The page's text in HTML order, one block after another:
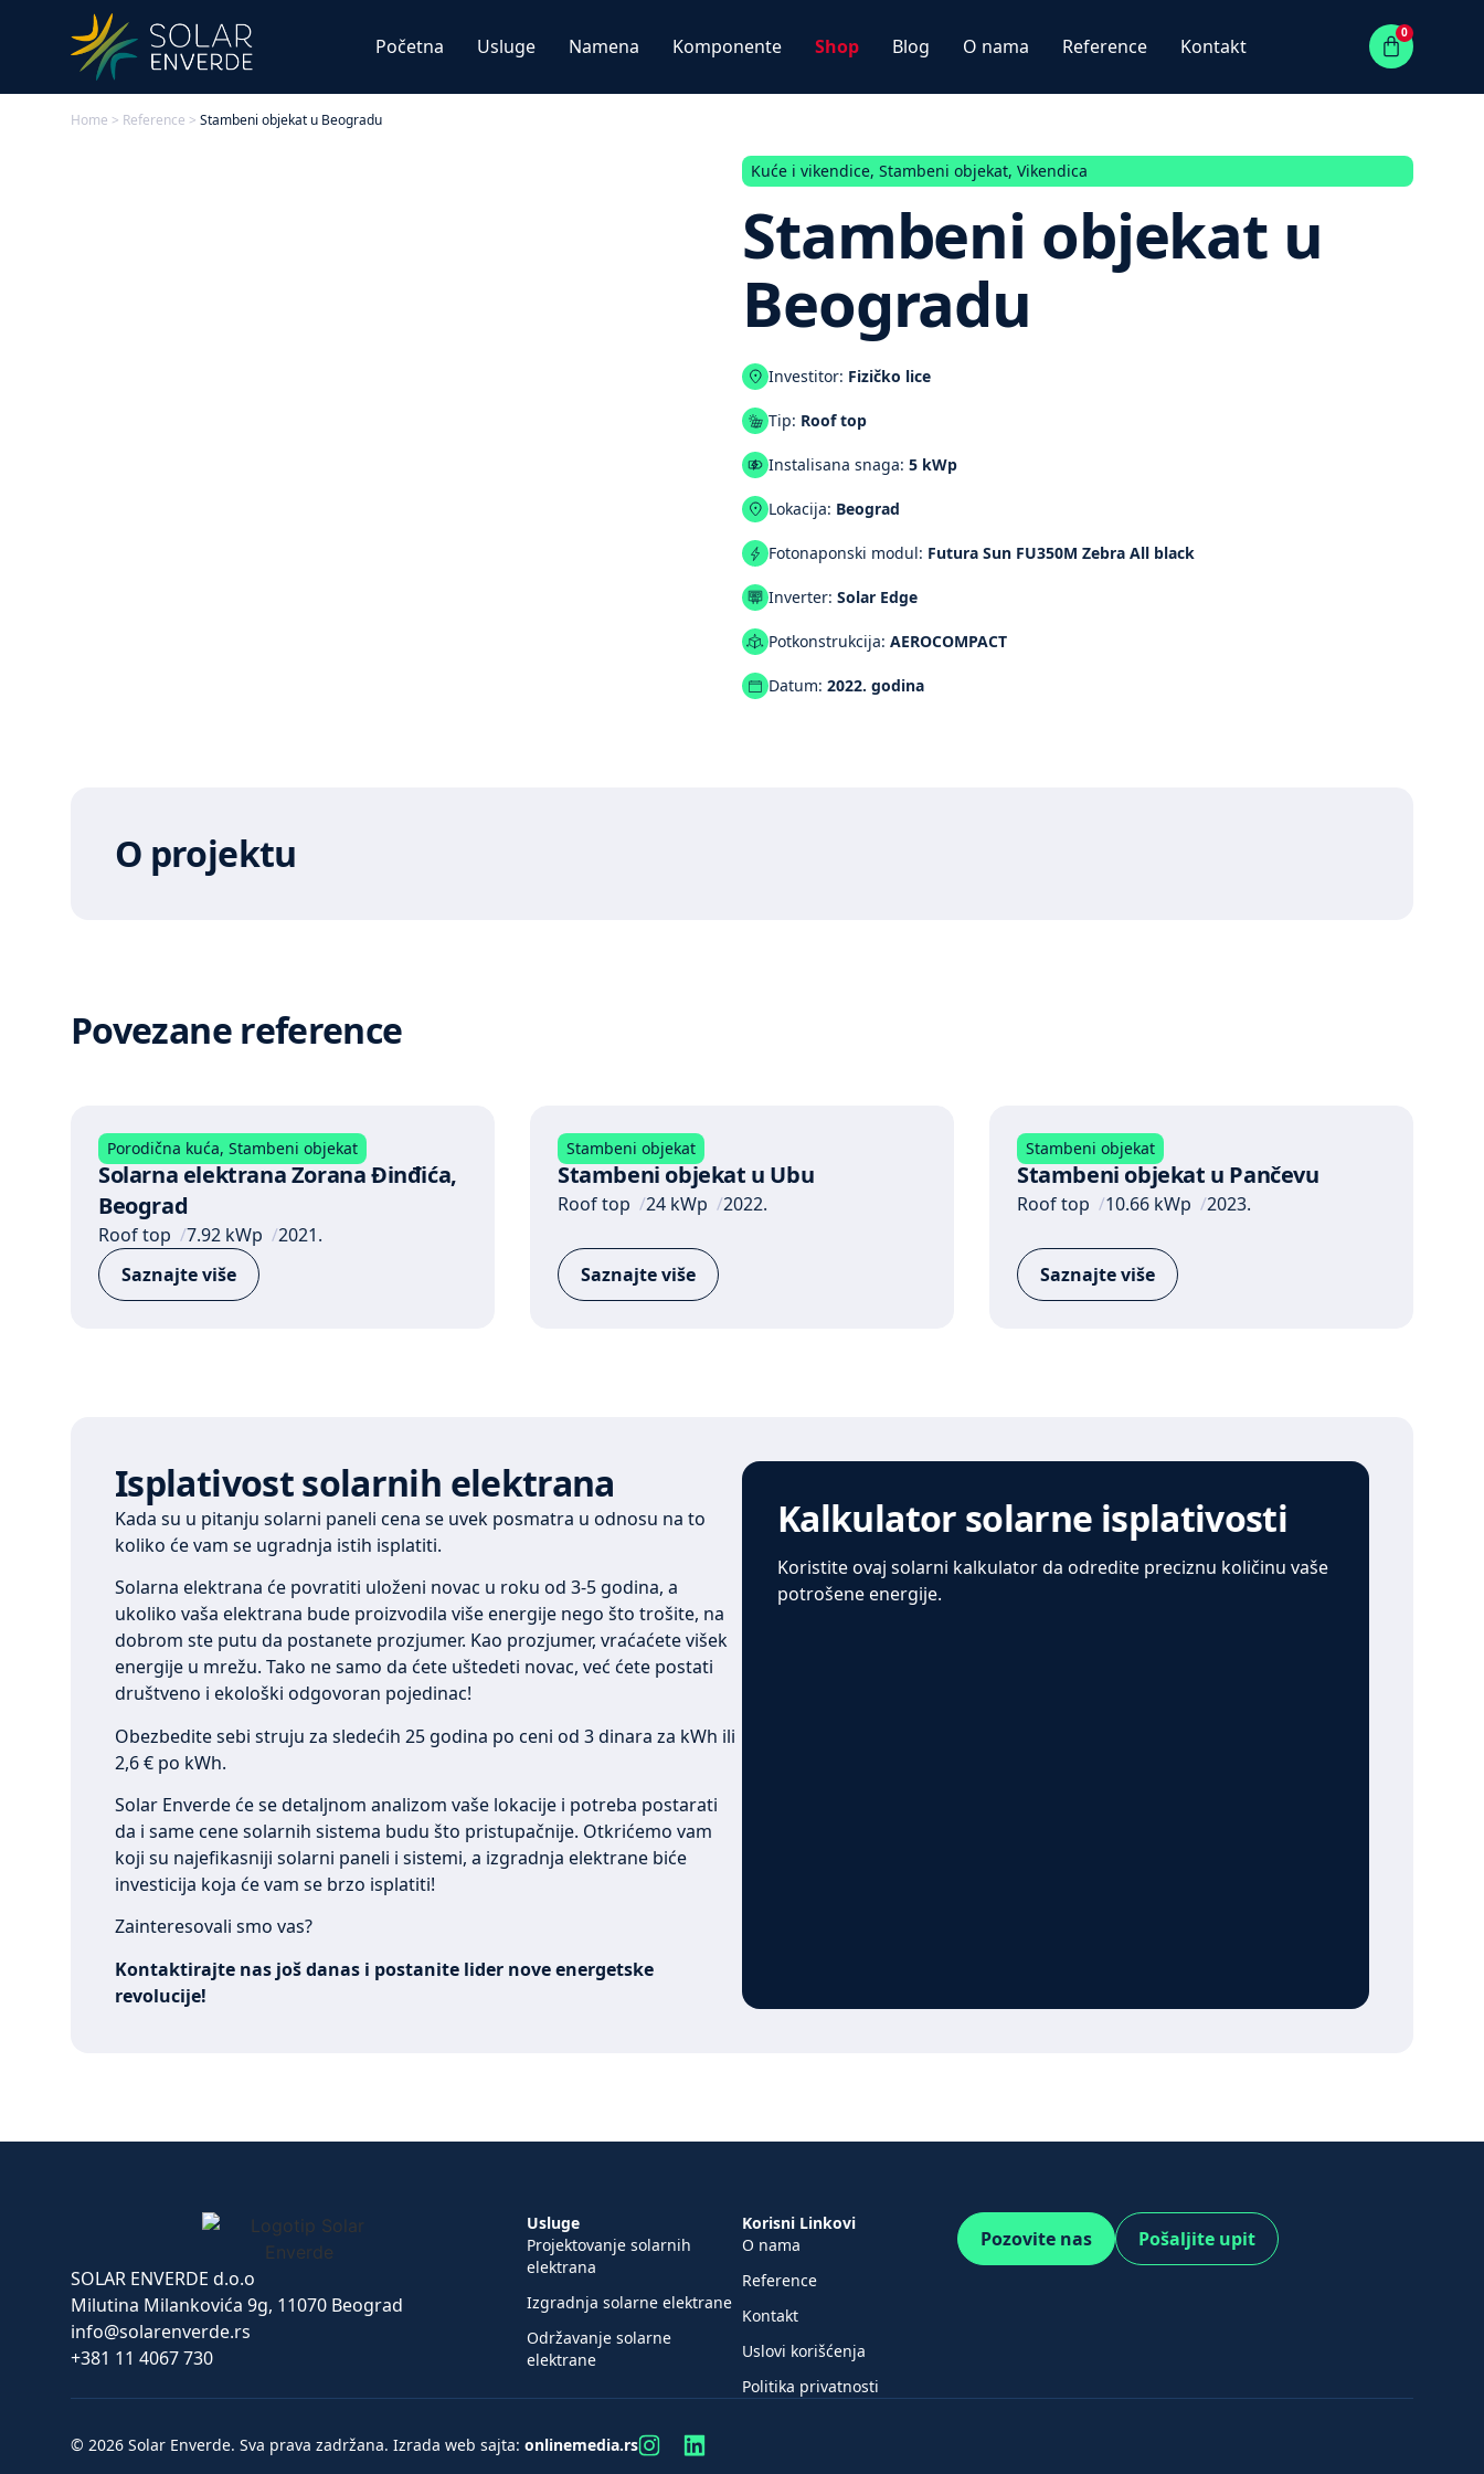
Početna Usluge Namena Komponente Shop Blog O nama Reference Kontakt
0
Home > Reference > Stambeni objekat u Beogradu
Kuće i vikendice, Stambeni objekat, Vikendica
Stambeni objekat u
Beogradu
Investitor: Fizičko lice
Tip: Roof top
Instalisana snaga: 5 kWp
Lokacija: Beograd
Fotonaponski modul: Futura Sun FU350M Zebra All black
Inverter: Solar Edge
Potkonstrukcija: AEROCOMPACT
Datum: 2022. godina
O projektu
Povezane reference
Porodična kuća, Stambeni objekat
Solarna elektrana Zorana Đinđića,
Beograd
Roof top 7.92 kWp
2021.
Saznajte više
Stambeni objekat
Stambeni objekat u Ubu
Roof top 24 kWp 2022.
Saznajte više
Stambeni objekat
Stambeni objekat u Pančevu
Roof top 10.66 kWp 2023.
Saznajte više
Isplativost solarnih elektrana
Kada su u pitanju solarni paneli cena se uvek posmatra u odnosu na to
koliko će vam se ugradnja istih isplatiti.
Solarna elektrana će povratiti uloženi novac u roku od 3-5 godina, a
ukoliko vaša elektrana bude proizvodila više energije nego što trošite, na
dobrom ste putu da postanete prozjumer. Kao prozjumer, vraćaćete višek
energije u mrežu. Tako ne samo da ćete uštedeti novac, već ćete postati
društveno i ekološki odgovoran pojedinac!
Obezbedite sebi struju za sledećih 25 godina po ceni od 3 dinara za kWh ili
2,6 € po kWh.
Solar Enverde će se detaljnom analizom vaše lokacije i potreba postarati
da i same cene solarnih sistema budu što pristupačnije. Otkrićemo vam
koji su najefikasniji solarni paneli i sistemi, a izgradnja elektrane biće
investicija koja će vam se brzo isplatiti!
Zainteresovali smo vas?
Kontaktirajte nas još danas i postanite lider nove energetske
revolucije!
Kalkulator solarne isplativosti
Koristite ovaj solarni kalkulator da odredite preciznu količinu vaše
potrošene energije.
SOLAR ENVERDE d.o.o
Milutina Milankovića 9g, 11070 Beograd
info@solarenverde.rs
+381 11 4067 730
Usluge
Projektovanje solarnih
elektrana
Izgradnja solarne elektrane
Održavanje solarne
elektrane
Korisni Linkovi
O nama
Reference
Kontakt
Uslovi korišćenja
Politika privatnosti
Pozovite nas Pošaljite upit
© 2026 Solar Enverde. Sva prava zadržana. Izrada web sajta: onlinemedia.rs